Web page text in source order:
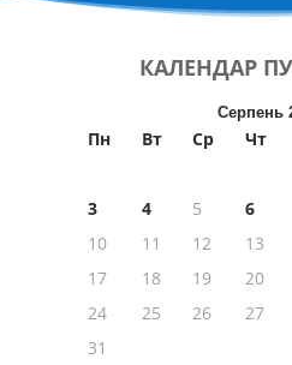
КАЛЕНДАР
Серпень
Пн Вт Ср Чт
3
4 5 6
10
11 12 13
17
18 19 20
24
25 26 27
31